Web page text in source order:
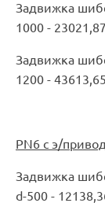
Задвижка
1000 -
Задвижка
1200 -
PN6 с э/
Задвижка
d-500 -